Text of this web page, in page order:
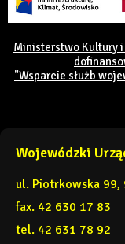
Ministerstwo Kultury
"Wsparcie służb
Wojewódzki
ul. Piotrkowska 99,
fax. 42 630 17 83
tel. 42 631 78 92